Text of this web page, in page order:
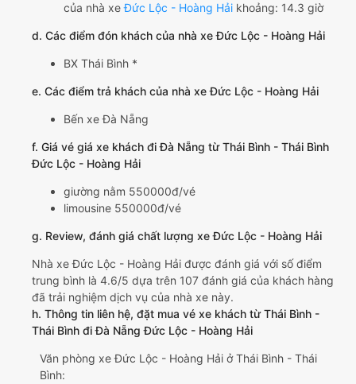
của nhà xeĐức Lộc - Hoàng Hải khoảng: 14.3 giờ
d. Các điểm đón khách của nhà xe Đức Lộc - Hoàng Hải
BX Thái Bình *
e. Các điểm trả khách của nhà xe Đức Lộc - Hoàng Hải
Bến xe Đà Nẵng
f. Giá vé giá xe khách đi Đà Nẵng từ Thái Bình - Thái Bình
Đức Lộc - Hoàng Hải
giường nằm 550000đ/vé
limousine 550000đ/vé
g. Review, đánh giá chất lượng xe Đức Lộc - Hoàng Hải
Nhà xe Đức Lộc - Hoàng Hải được đánh giá với số điểm
trung bình là 4.6/5 dựa trên 107 đánh giá của khách hàng
đã trải nghiệm dịch vụ của nhà xe này.
h. Thông tin liên hệ, đặt mua vé xe khách từ Thái Bình -
Thái Bình đi Đà Nẵng Đức Lộc - Hoàng Hải
Văn phòng xe Đức Lộc - Hoàng Hải ở Thái Bình - Thái
Bình: